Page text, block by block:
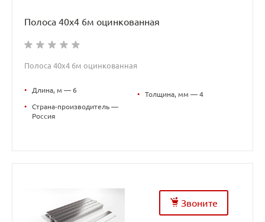
Полоса 40х4 6м оцинкованная
Полоса 40х4 6м оцинкованная
• Длина, м — 6
•
Страна-производитель —
Россия
• Толщина, мм — 4
Звоните